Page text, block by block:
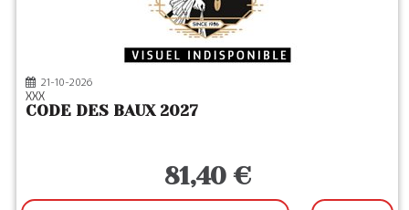
21-10-2026
XXX
CODE DES BAUX 2027
81,40 €